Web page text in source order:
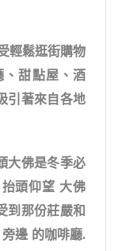
輕鬆逛街購物
、甜點屋、酒
引著來自各地
大佛是冬季必
頭仰望 大佛
到那份莊嚴和
邊 的咖啡廳.